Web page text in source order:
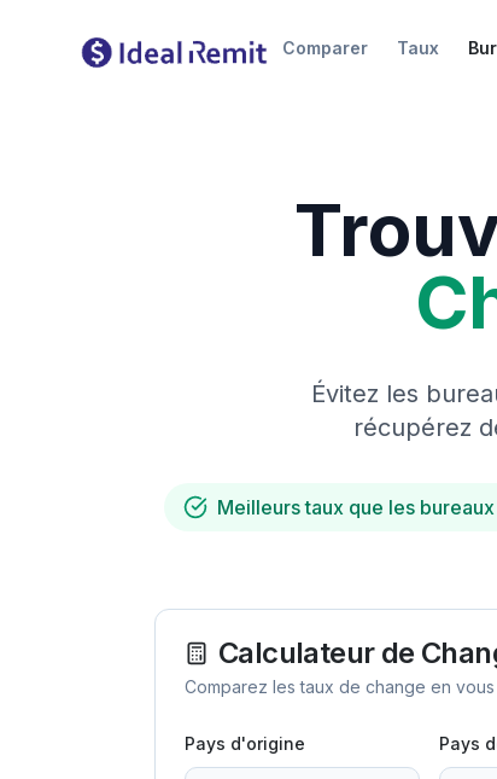
Comparer Taux
Évitez les
récupérez
Meilleurs taux que les
Calculateur de
Comparez les taux de change en
Pays d'origine Pays